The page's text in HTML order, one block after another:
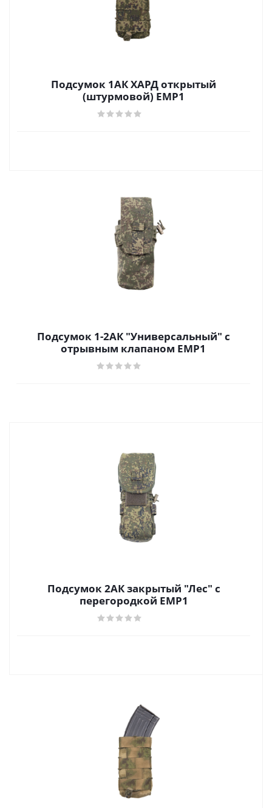
Подсумок 1АК ХАРД открытый
(штурмовой) ЕМР1
Подсумок 1-2АК "Универсальный" с
отрывным клапаном ЕМР1
Подсумок 2АК закрытый "Лес" с
перегородкой ЕМР1